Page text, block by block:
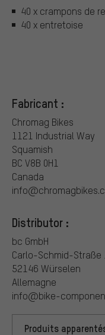
40 x crampons de
40 x entretoise
Fabricant :
Chromag Bikes
1121 Industrial Way
Squamish
BC V8B 0H1
Canada
Distributor :
bc GmbH
Carlo-Schmid-Straße
52146 Würselen
Allemagne
info@bike-
Produits